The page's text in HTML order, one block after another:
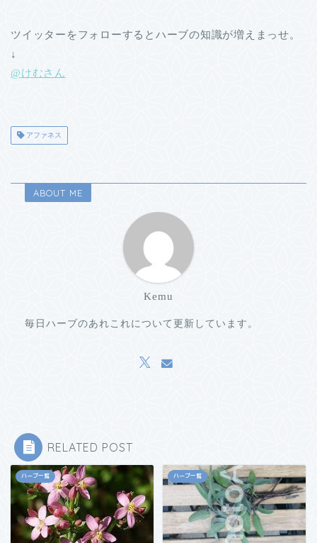
ツイッターをフォローするとハーブの知識が増えまっせ。
↓
@けむさん
アファネス
ABOUT ME
Kemu
毎日ハーブのあれこれについて更新しています。
RELATED POST
ハーブ一覧 ハーブ一覧